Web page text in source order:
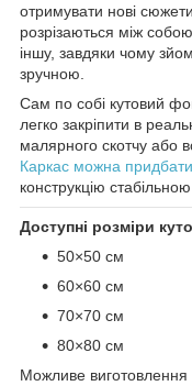
отримувати нові
розрізаються між
іншу, завдяки чому
зручною.
Сам по собі кутовий
легко закріпити в
малярного скотчу або
Каркас можна
конструкцію
Доступні розміри
50×50 см
60×60 см
70×70 см
80×80 см
Можливе виготовлення